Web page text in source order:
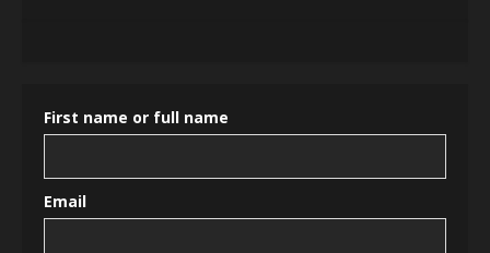
First name or full name
Email